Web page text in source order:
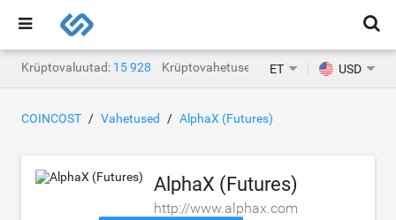
Krüptovaluutad: 15 928 Krüptovahetused: 1471
ET USD
COINCOST Vahetused AlphaX (Futures)
AlphaX (Futures)
http://www.alphax.com